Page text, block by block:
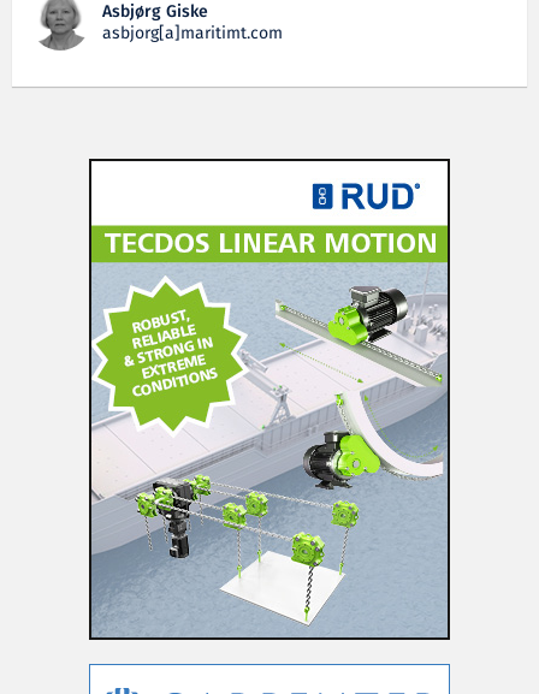
Asbjørg Giske
asbjorg[a]maritimt.com